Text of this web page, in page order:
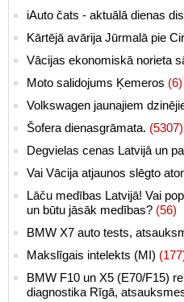
iAuto čats - aktuālā dienas
Kārtējā avārija Jūrmalā pie
Vācijas ekonomiskā norieta
Moto salidojums Ķemeros (6)
Volkswagen jaunajiem
Šofera dienasgrāmata. (5307)
Degvielas cenas Latvijā un
Vai Vācija atjaunos slēgto
Lāču medības Latvijā! Vai
un būtu jāsāk medības? (56)
BMW X7 auto tests,
Makslīgais intelekts (MI)
BMW F10 un X5 (E70/F15)
diagnostika Rīgā,